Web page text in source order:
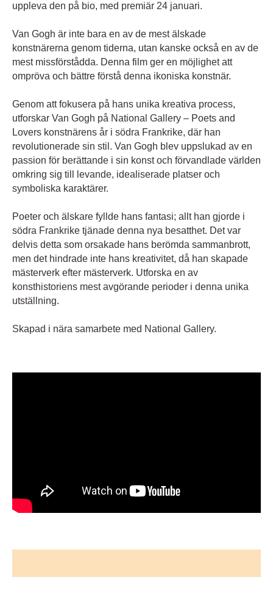
uppleva den på bio, med premiär 24 januari.
Van Gogh är inte bara en av de mest älskade
konstnärerna genom tiderna, utan kanske också en av de
mest missförstådda. Denna film ger en möjlighet att
ompröva och bättre förstå denna ikoniska konstnär.
Genom att fokusera på hans unika kreativa process,
utforskar Van Gogh på National Gallery – Poets and
Lovers konstnärens år i södra Frankrike, där han
revolutionerade sin stil. Van Gogh blev uppslukad av en
passion för berättande i sin konst och förvandlade världen
omkring sig till levande, idealiserade platser och
symboliska karaktärer.
Poeter och älskare fyllde hans fantasi; allt han gjorde i
södra Frankrike tjänade denna nya besatthet. Det var
delvis detta som orsakade hans berömda sammanbrott,
men det hindrade inte hans kreativitet, då han skapade
mästerverk efter mästerverk. Utforska en av
konsthistoriens mest avgörande perioder i denna unika
utställning.
Skapad i nära samarbete med National Gallery.